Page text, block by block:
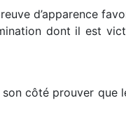
d’apparence
dont il est
côté prouver